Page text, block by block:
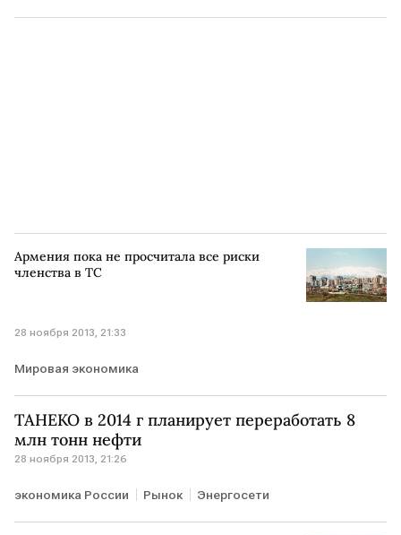
Армения пока не просчитала все риски
членства в ТС
28 ноября 2013, 21:33
Мировая экономика
ТАНЕКО в 2014 г планирует переработать 8
млн тонн нефти
28 ноября 2013, 21:26
экономика России Рынок Энергосети